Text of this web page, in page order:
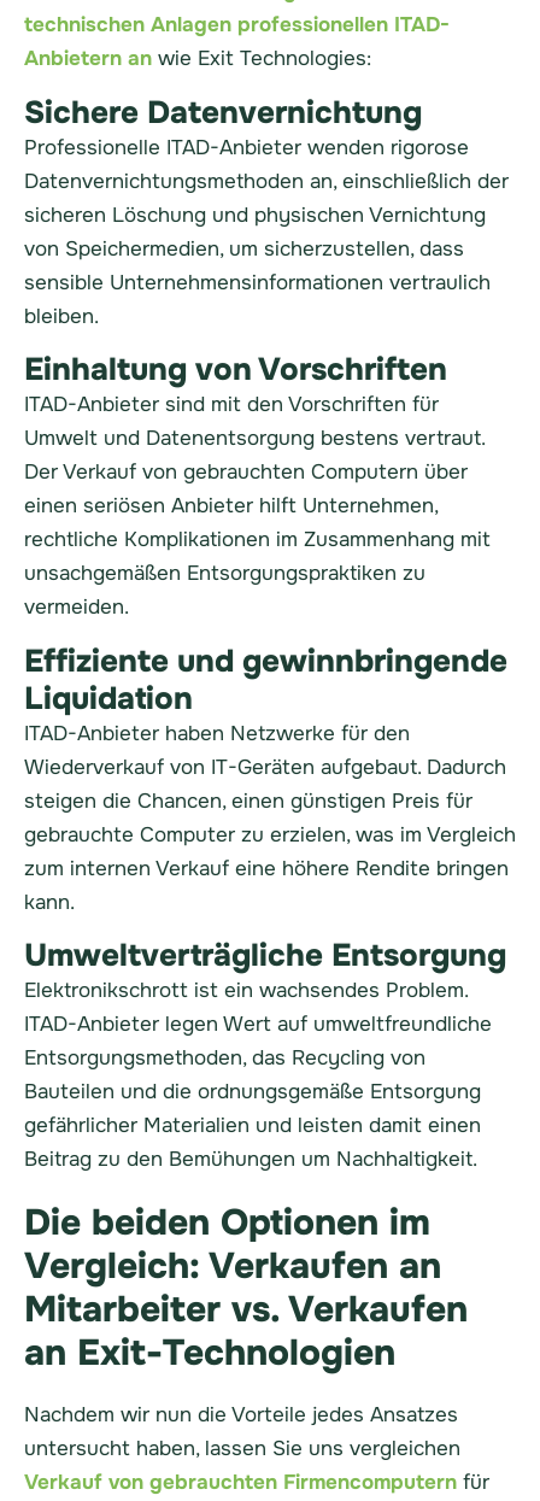
technischen Anlagen professionellen ITAD-
Anbietern an wie Exit Technologies:
Sichere Datenvernichtung
Professionelle ITAD-Anbieter wenden rigorose
Datenvernichtungsmethoden an, einschließlich der
sicheren Löschung und physischen Vernichtung
von Speichermedien, um sicherzustellen, dass
sensible Unternehmensinformationen vertraulich
bleiben.
Einhaltung von Vorschriften
ITAD-Anbieter sind mit den Vorschriften für
Umwelt und Datenentsorgung bestens vertraut.
Der Verkauf von gebrauchten Computern über
einen seriösen Anbieter hilft Unternehmen,
rechtliche Komplikationen im Zusammenhang mit
unsachgemäßen Entsorgungspraktiken zu
vermeiden.
Effiziente und gewinnbringende
Liquidation
ITAD-Anbieter haben Netzwerke für den
Wiederverkauf von IT-Geräten aufgebaut. Dadurch
steigen die Chancen, einen günstigen Preis für
gebrauchte Computer zu erzielen, was im Vergleich
zum internen Verkauf eine höhere Rendite bringen
kann.
Umweltverträgliche Entsorgung
Elektronikschrott ist ein wachsendes Problem.
ITAD-Anbieter legen Wert auf umweltfreundliche
Entsorgungsmethoden, das Recycling von
Bauteilen und die ordnungsgemäße Entsorgung
gefährlicher Materialien und leisten damit einen
Beitrag zu den Bemühungen um Nachhaltigkeit.
Die beiden Optionen im
Vergleich: Verkaufen an
Mitarbeiter vs. Verkaufen
an Exit-Technologien
Nachdem wir nun die Vorteile jedes Ansatzes
untersucht haben, lassen Sie uns vergleichen
Verkauf von gebrauchten Firmencomputern für